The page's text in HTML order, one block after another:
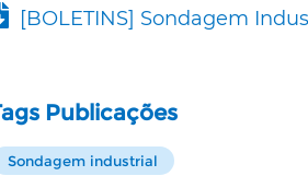
[BOLETINS] Sondagem
Publicações
Sondagem industrial